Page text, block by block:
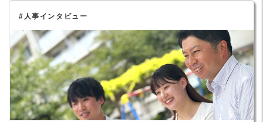
#人事インタビュー